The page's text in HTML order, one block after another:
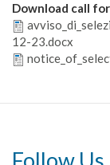
Download call
12-23.docx